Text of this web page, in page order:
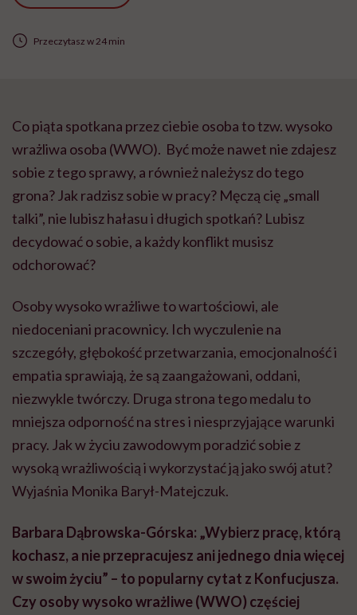
Przeczytasz w 24 min
Co piąta spotkana przez ciebie osoba to tzw. wysoko
wrażliwa osoba (WWO). Być może nawet nie zdajesz
sobie z tego sprawy, a również należysz do tego
grona? Jak radzisz sobie w pracy? Męczą cię „small
talki”, nie lubisz hałasu i długich spotkań? Lubisz
decydować o sobie, a każdy konflikt musisz
odchorować?
Osoby wysoko wrażliwe to wartościowi, ale
niedoceniani pracownicy. Ich wyczulenie na
szczegóły, głębokość przetwarzania, emocjonalność i
empatia sprawiają, że są zaangażowani, oddani,
niezwykle twórczy. Druga strona tego medalu to
mniejsza odporność na stres i niesprzyjające warunki
pracy. Jak w życiu zawodowym poradzić sobie z
wysoką wrażliwością i wykorzystać ją jako swój atut?
Wyjaśnia Monika Barył-Matejczuk.
Barbara Dąbrowska-Górska: „Wybierz pracę, którą
kochasz, a nie przepracujesz ani jednego dnia więcej
w swoim życiu” – to popularny cytat z Konfucjusza.
Czy osoby wysoko wrażliwe (WWO) częściej